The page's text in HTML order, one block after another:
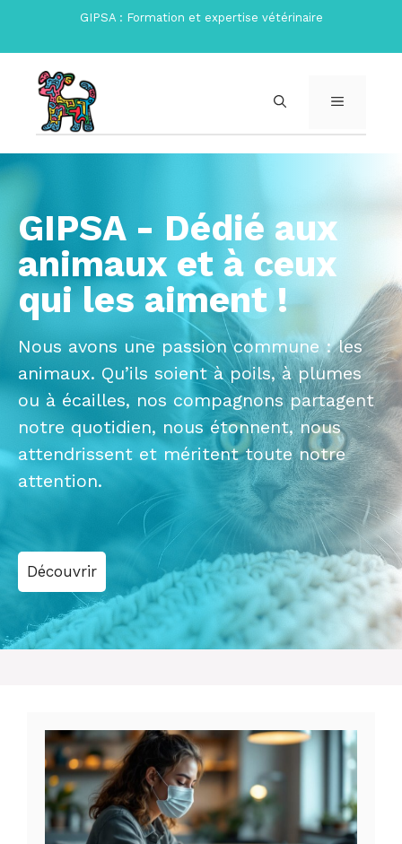
contenu
GIPSA : Formation et expertise vétérinaire
MENU
GIPSA - Dédié aux
animaux et à ceux
qui les aiment !
Nous avons une passion commune : les
animaux. Qu’ils soient à poils, à plumes
ou à écailles, nos compagnons partagent
notre quotidien, nous étonnent, nous
attendrissent et méritent toute notre
attention.
Découvrir